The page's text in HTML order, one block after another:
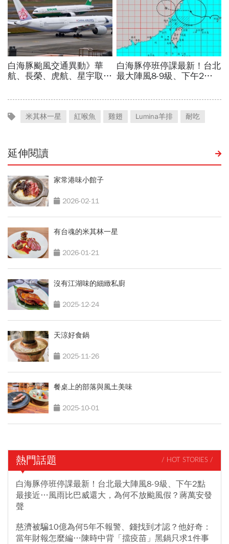
米其林一星 紅喉魚 雞翅 Lumina羊排 耐吃
延伸閱讀
家常港味小館子
2026-02-11
有台魂的米其林一星
2026-01-21
沒有江湖味的細緻私廚
2025-12-24
天涼好食鍋
2025-11-26
餐桌上的部落與風土美味
2025-10-01
熱門話題 / HOT STORIES /
白海豚停班停課最新！台北最大陣風8-9級、下午2點
最接近…風雨比巴威還大，為何不放颱風假？蔣萬安發
聲
慈濟被騙10億為何5年不報警、錢找到才認？他好奇：
當年財報怎麼編…陳時中背「擋疫苗」黑鍋只求1件事